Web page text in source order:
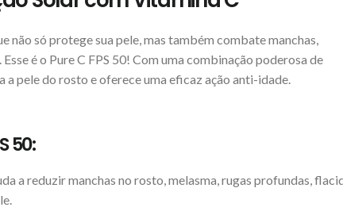
não só protege sua pele, mas também combate manchas,
é o Pure C FPS 50! Com uma combinação poderosa de
a pele do rosto e oferece uma eficaz ação anti-idade.
50:
a reduzir manchas no rosto, melasma, rugas profundas,